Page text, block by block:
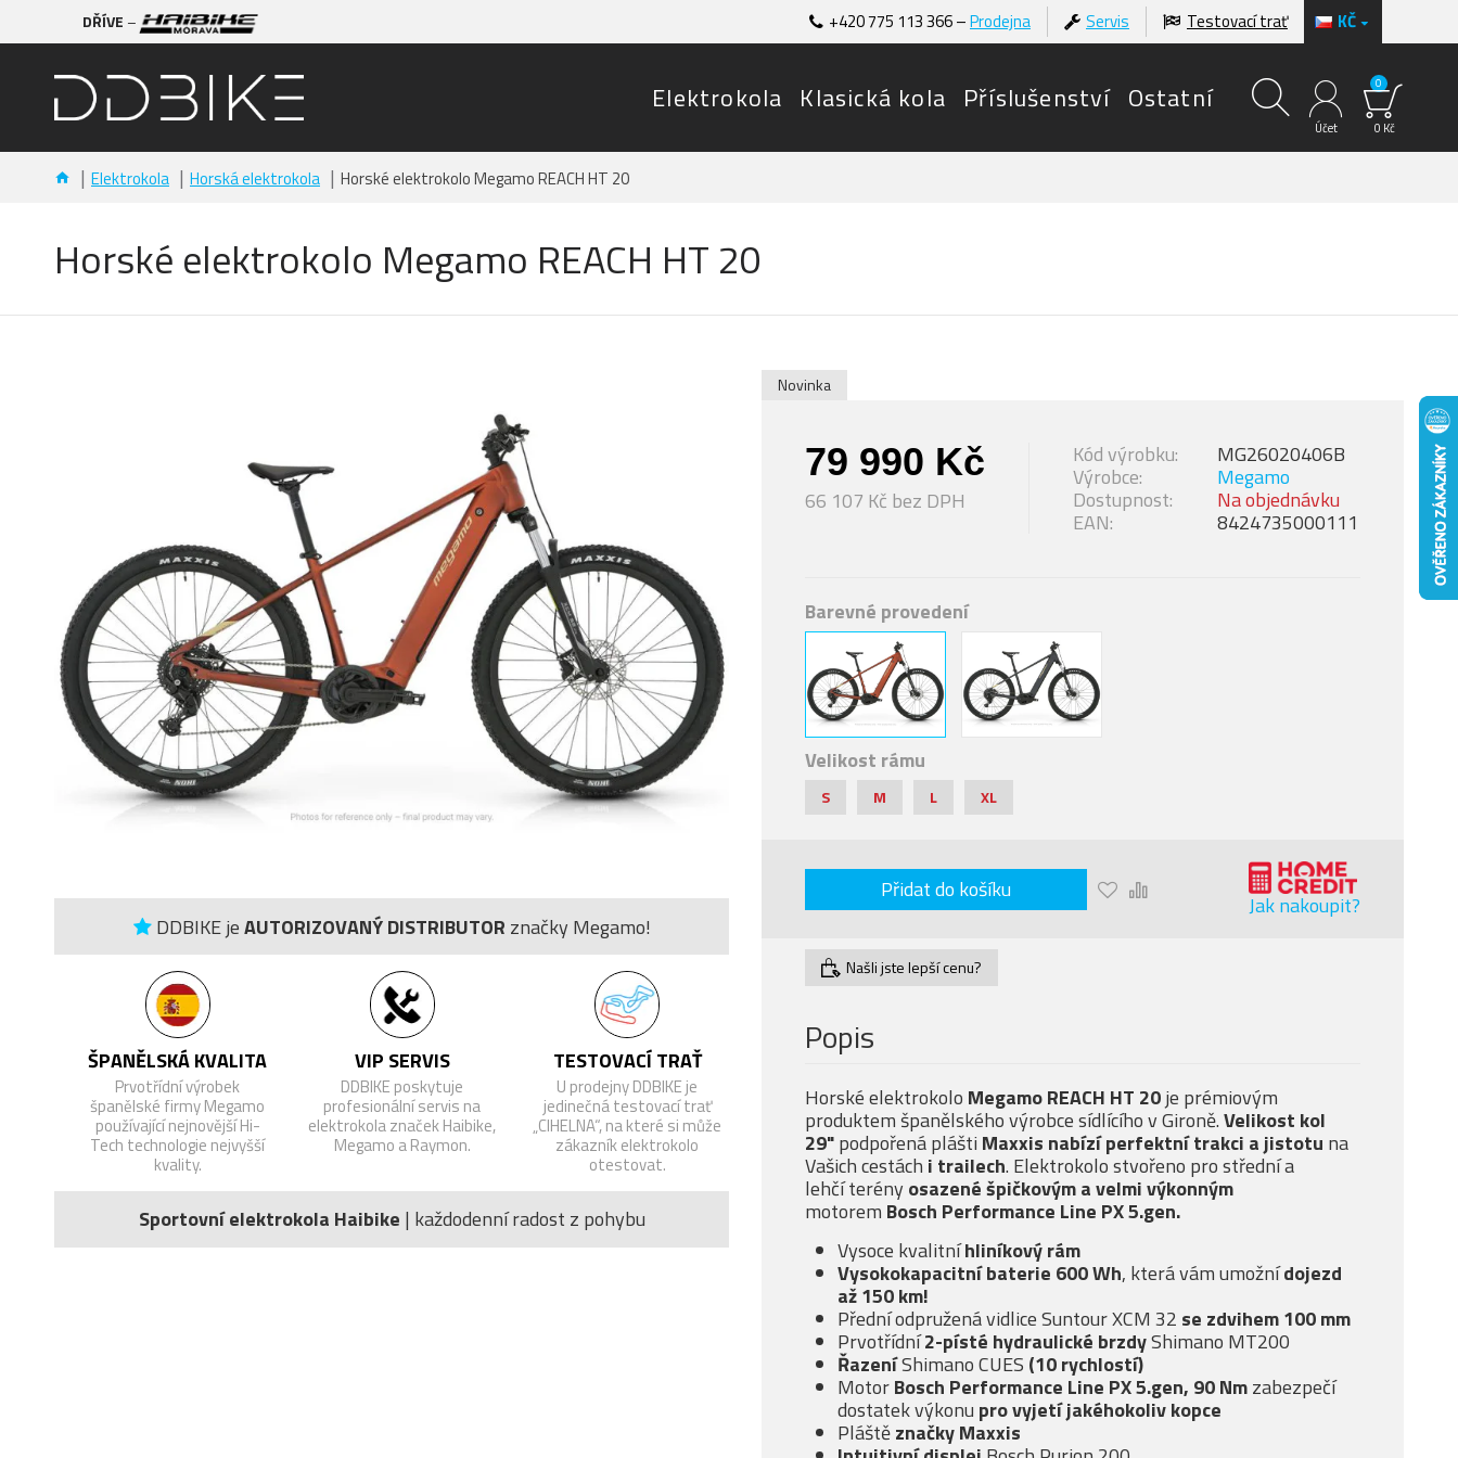
DŘÍVE – KČ
+420 775 113 366 –Prodejna Servis Testovací trať
Elektrokola Klasická kola Příslušenství Ostatní
Účet 0 Kč
0
Elektrokola Horská elektrokola Horské elektrokolo Megamo REACH HT 20
Horské elektrokolo Megamo REACH HT 20
DDBIKE jeAUTORIZOVANÝ DISTRIBUTOR značky Megamo!
ŠPANĚLSKÁ KVALITA
Prvotřídní výrobek
španělské firmy Megamo
používající nejnovější Hi-
Tech technologie nejvyšší
kvality.
VIP SERVIS
DDBIKE poskytuje
profesionální servis na
elektrokola značek Haibike,
Megamo a Raymon.
TESTOVACÍ TRAŤ
U prodejny DDBIKE je
jedinečná testovací trať
„CIHELNA“, na které si může
zákazník elektrokolo
otestovat.
Sportovní elektrokola Haibike | každodenní radost z pohybu
Novinka
79 990 Kč
66 107 Kč bez DPH Dostupnost: Na objednávku
Výrobce: Megamo
Kód výrobku: MG26020406B
EAN: 8424735000111
Barevné provedení
Velikost rámu
S M L XL
Přidat do košíku
Jak nakoupit?
Našli jste lepší cenu?
Popis
Horské elektrokolo Megamo REACH HT 20je prémiovým
produktem španělského výrobce sídlícího v Gironě.Velikost kol
29"podpořená plášti Maxxis nabízíperfektní trakci a jistotu na
Vašich cestách i trailech. Elektrokolo stvořeno pro střední a
lehčí terény osazené špičkovým a velmivýkonným
motorem Bosch Performance Line PX 5.gen.
Vysoce kvalitníhliníkový rám
Vysokokapacitní baterie 600 Wh, která vám umožnídojezd
až 150 km!
Přední odpružená vidlice Suntour XCM 32 se zdvihem 100 mm
Prvotřídní2-písté hydraulické brzdyShimano MT200
ŘazeníShimano CUES (10 rychlostí)
MotorBosch Performance Line PX 5.gen, 90 Nmzabezpečí
dostatek výkonu pro vyjetí jakéhokoliv kopce
Pláštěznačky Maxxis